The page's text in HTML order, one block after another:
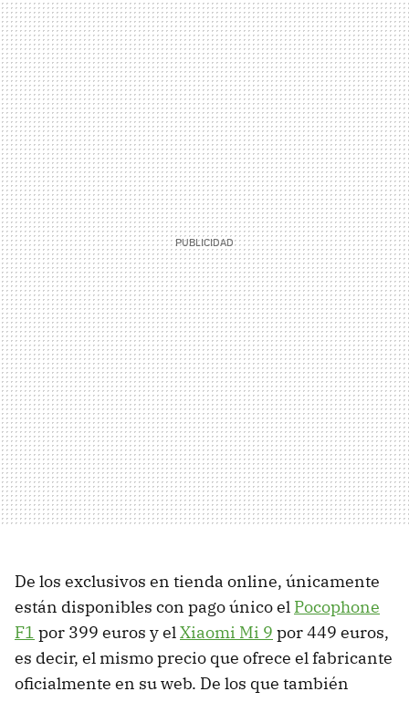
De los exclusivos en tienda online, únicamente
están disponibles con pago único el Pocophone
F1 por 399 euros y elXiaomi Mi 9 por 449 euros,
es decir, el mismo precio que ofrece el fabricante
oficialmente en su web. De los que también